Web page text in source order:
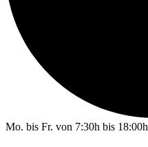
Mo. bis Fr. von 7:30h bis 18:00h